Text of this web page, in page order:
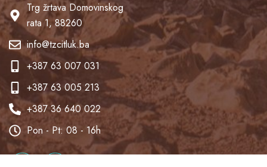
Trg žrtava Domovinskog
rata 1, 88260
info@tzcitluk.ba
+387 63 007 031
+387 63 005 213
+387 36 640 022
Pon - Pt: 08 - 16h